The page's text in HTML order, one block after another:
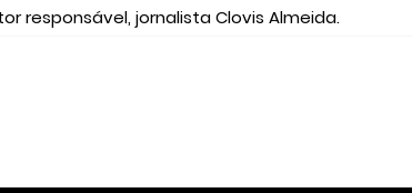
responsável, jornalista Clovis Almeida.